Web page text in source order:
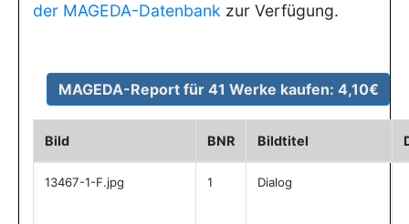
der MAGEDA-Datenbank zur Verfügung.
Bild BNR Bildtitel
13467-1-F.jpg 1 Dialog